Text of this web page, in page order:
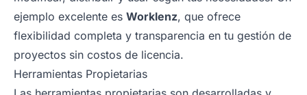
ejemplo excelente es Worklenz, que ofrece
flexibilidad completa y transparencia en tu gestión de
proyectos sin costos de licencia.
Herramientas Propietarias